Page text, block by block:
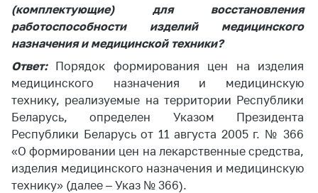
(комплектующие) для восстановления
работоспособности изделий медицинского
назначения и медицинской техники?
Ответ: Порядок формирования цен на изделия
медицинского назначения и медицинскую
технику, реализуемые на территории Республики
Беларусь, определен Указом Президента
Республики Беларусь от 11 августа 2005 г. № 366
«О формировании цен на лекарственные средства,
изделия медицинского назначения и медицинскую
технику» (далее – Указ № 366).